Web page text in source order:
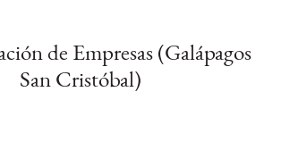
de Empresas (Galápagos
San Cristóbal)